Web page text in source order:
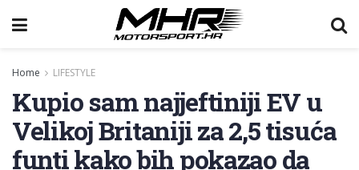
Home LIFESTYLE
Kupio sam najjeftiniji EV u
Velikoj Britaniji za 2,5 tisuća
funti kako bih pokazao da